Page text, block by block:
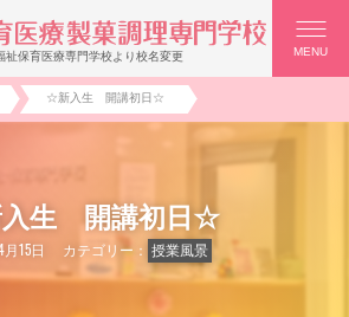
祉保育医療専門学校より校名変更 MENU
☆新入生 開講初日☆
生 開講初日☆
15日 カテゴリー： 授業風景